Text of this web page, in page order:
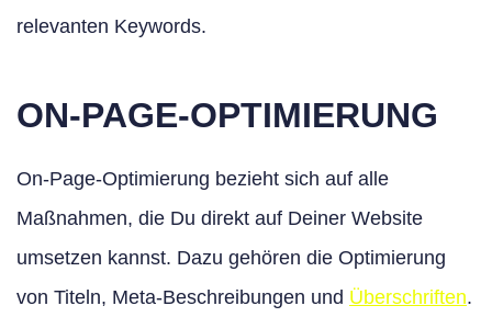
relevanten Keywords.
ON-PAGE-OPTIMIERUNG
On-Page-Optimierung bezieht sich auf alle
Maßnahmen, die Du direkt auf Deiner Website
umsetzen kannst. Dazu gehören die Optimierung
von Titeln, Meta-Beschreibungen und Überschriften.